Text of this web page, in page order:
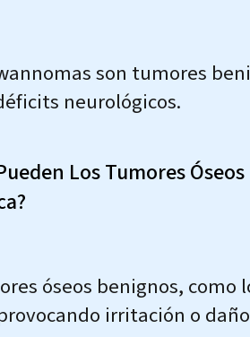
son tumores
neurológicos.
Los Tumores
óseos benignos,
irritación o